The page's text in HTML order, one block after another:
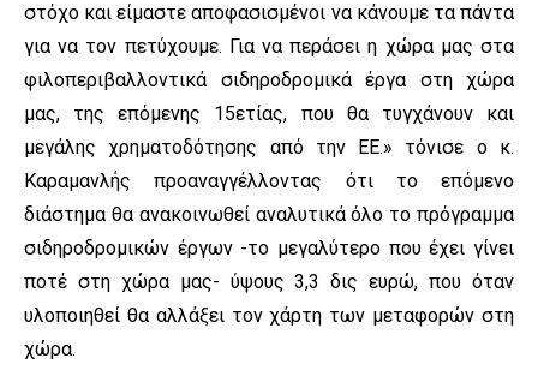
στόχο και είμαστε αποφασισμένοι να κάνουμε τα πάντα
για να τον πετύχουμε. Για να περάσει η χώρα μας στα
φιλοπεριβαλλοντικά σιδηροδρομικά έργα στη χώρα
μας, της επόμενης 15ετίας, που θα τυγχάνουν και
μεγάλης χρηματοδότησης από την ΕΕ.» τόνισε ο κ.
Καραμανλής προαναγγέλλοντας ότι το επόμενο
διάστημα θα ανακοινωθεί αναλυτικά όλο το πρόγραμμα
σιδηροδρομικών έργων -το μεγαλύτερο που έχει γίνει
ποτέ στη χώρα μας- ύψους 3,3 δις ευρώ, που όταν
υλοποιηθεί θα αλλάξει τον χάρτη των μεταφορών στη
χώρα.